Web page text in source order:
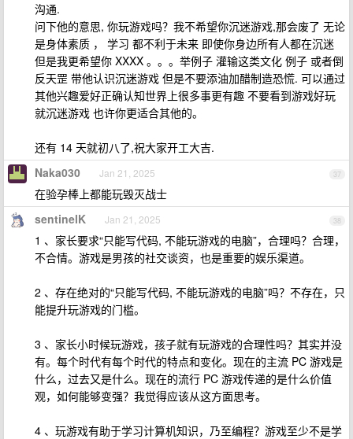
沟通.
问下他的意思, 你玩游戏吗？我不希望你沉迷游戏,那会废了 无论
是身体素质 ， 学习 都不利于未来 即使你身边所有人都在沉迷
但是我更希望你 XXXX 。。。举例子 灌输这类文化 例子 或者倒
反天罡 带他认识沉迷游戏 但是不要添油加醋制造恐慌. 可以通过
其他兴趣爱好正确认知世界上很多事更有趣 不要看到游戏好玩
就沉迷游戏 也许你更适合其他的。
还有 14 天就初八了,祝大家开工大吉.
37
Naka030 Jan 21, 2025
在验孕棒上都能玩毁灭战士
38
sentinelK Jan 21, 2025
1 、家长要求“只能写代码, 不能玩游戏的电脑”，合理吗？合理，
不合情。游戏是男孩的社交谈资，也是重要的娱乐渠道。
2 、存在绝对的“只能写代码, 不能玩游戏的电脑”吗？不存在，只
能提升玩游戏的门槛。
3 、家长小时候玩游戏，孩子就有玩游戏的合理性吗？其实并没
有。每个时代有每个时代的特点和变化。现在的主流 PC 游戏是
什么，过去又是什么。现在的流行 PC 游戏传递的是什么价值
观，如何能够变强？我觉得应该从这方面思考。
4 、玩游戏有助于学习计算机知识，乃至编程？游戏至少不是学